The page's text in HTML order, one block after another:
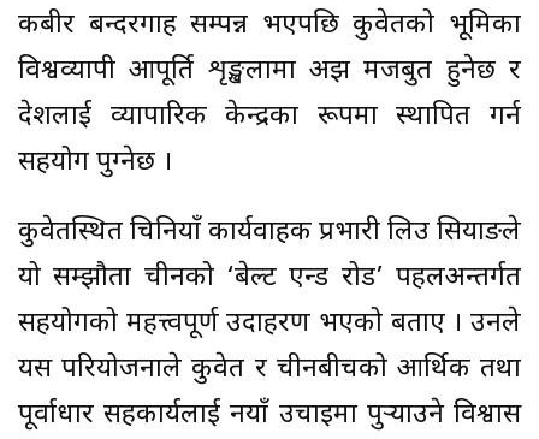
कबीर बन्दरगाह सम्पन्न भएपछि कुवेतको भूमिका
विश्वव्यापी आपूर्ति शृङ्खलामा अझ मजबुत हुनेछ र
देशलाई व्यापारिक केन्द्रका रूपमा स्थापित गर्न
सहयोग पुग्नेछ ।
कुवेतस्थित चिनियाँ कार्यवाहक प्रभारी लिउ सियाङले
यो सम्झौता चीनको ‘बेल्ट एन्ड रोड’ पहलअन्तर्गत
सहयोगको महत्त्वपूर्ण उदाहरण भएको बताए । उनले
यस परियोजनाले कुवेत र चीनबीचको आर्थिक तथा
पूर्वाधार सहकार्यलाई नयाँ उचाइमा पुर्‍याउने विश्वास